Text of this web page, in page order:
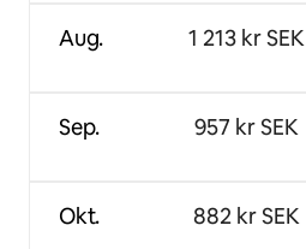
Aug.
Sep.
Okt.
1 213 kr SEK
957 kr SEK
882 kr SEK